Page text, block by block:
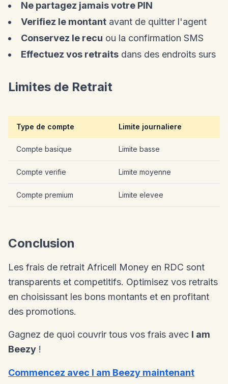
Ne partagez jamais votre PIN
Verifiez le montant avant de quitter l'agent
Conservez le recu ou la confirmation SMS
Effectuez vos retraits dans des endroits surs
Limites de Retrait
Type de compte Limite journaliere
Compte basique Limite basse
Compte verifie Limite moyenne
Compte premium Limite elevee
Conclusion
Les frais de retrait Africell Money en RDC sont
transparents et competitifs. Optimisez vos retraits
en choisissant les bons montants et en profitant
des promotions.
Gagnez de quoi couvrir tous vos frais avec I am
Beezy !
Commencez avec I am Beezy maintenant